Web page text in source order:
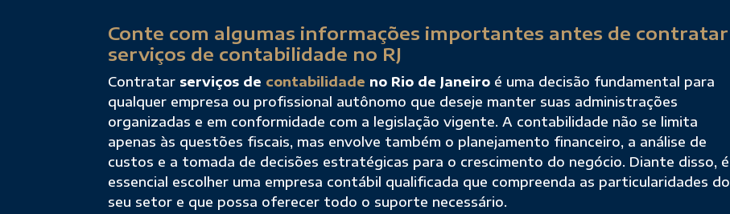
Conte com algumas informações importantes antes de contratar
serviços de contabilidade no RJ
Contratar serviços de contabilidade no Rio de Janeiro é uma decisão fundamental para
qualquer empresa ou profissional autônomo que deseje manter suas administrações
organizadas e em conformidade com a legislação vigente. A contabilidade não se limita
apenas às questões fiscais, mas envolve também o planejamento financeiro, a análise de
custos e a tomada de decisões estratégicas para o crescimento do negócio. Diante disso, é
essencial escolher uma empresa contábil qualificada que compreenda as particularidades do
seu setor e que possa oferecer todo o suporte necessário.